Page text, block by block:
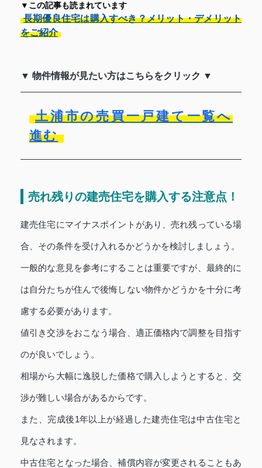
▼この記事も読まれています
長期優良住宅は購入すべき？メリット・デメリット
をご紹介
▼ 物件情報が見たい方はこちらをクリック ▼
土浦市の売買一戸建て一覧へ
進む
売れ残りの建売住宅を購入する注意点！
建売住宅にマイナスポイントがあり、売れ残っている場
合、その条件を受け入れるかどうかを検討しましょう。
一般的な意見を参考にすることは重要ですが、最終的に
は自分たちが住んで後悔しない物件かどうかを十分に考
慮する必要があります。
値引き交渉をおこなう場合、適正価格内で調整を目指す
のが良いでしょう。
相場から大幅に逸脱した価格で購入しようとすると、交
渉が難しい場合があるからです。
また、完成後1年以上が経過した建売住宅は中古住宅と
見なされます。
中古住宅となった場合、補償内容が変更されることもあ